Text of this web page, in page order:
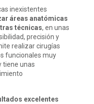
inexistentes
áreas anatómicas
técnicas, en unas
precisión y
realizar cirugías
funcionales muy
tiene unas
excelentes